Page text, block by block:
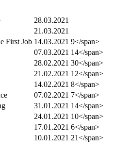
28.03.2021
21.03.2021
First Job 14.03.2021 9</span>
07.03.2021 14</span>
28.02.2021 30</span>
21.02.2021 12</span>
14.02.2021 8</span>
07.02.2021 7</span>
31.01.2021 14</span>
24.01.2021 10</span>
17.01.2021 6</span>
10.01.2021 21</span>